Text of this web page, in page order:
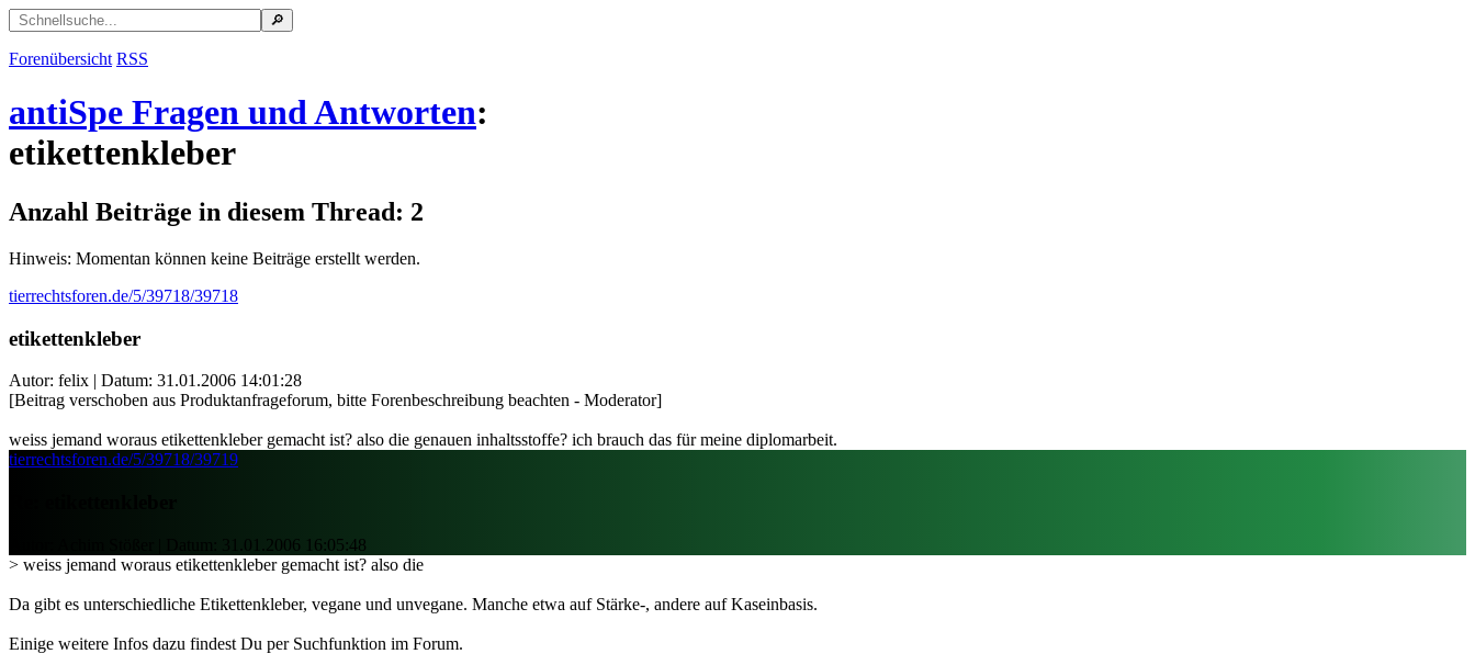
Forenübersicht RSS
antiSpe Fragen und Antworten:
etikettenkleber
Anzahl Beiträge in diesem Thread: 2
Hinweis: Momentan können keine Beiträge erstellt werden.
tierrechtsforen.de/5/39718/39718
etikettenkleber
Autor: felix | Datum: 31.01.2006 14:01:28
[Beitrag verschoben aus Produktanfrageforum, bitte Forenbeschreibung beachten - Moderator]
weiss jemand woraus etikettenkleber gemacht ist? also die genauen inhaltsstoffe? ich brauch das für meine diplomarbeit.
tierrechtsforen.de/5/39718/39719
31.01.2006 16:05:48
> weiss jemand woraus etikettenkleber gemacht ist? also die
Da gibt es unterschiedliche Etikettenkleber, vegane und unvegane. Manche etwa auf Stärke-, andere auf Kaseinbasis.
Einige weitere Infos dazu findest Du per Suchfunktion im Forum.